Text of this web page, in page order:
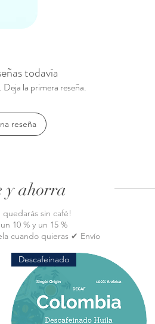
todavía
la primera reseña.
reseña
y ahorra
quedarás sin café!
10 % y un 15 %
cuando quieras ✔ Envío
Descafeinado